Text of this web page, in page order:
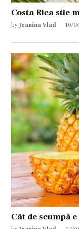
Costa Rica stie
by Jeanina Vlad 10/
Cât de scumpă